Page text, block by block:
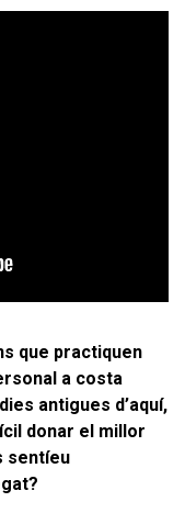
que practiquen
a costa
antigues d’aquí,
donar el millor
sentíeu